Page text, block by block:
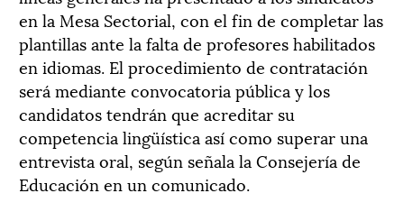
en la Mesa Sectorial, con el fin de completar las
plantillas ante la falta de profesores habilitados
en idiomas. El procedimiento de contratación
será mediante convocatoria pública y los
candidatos tendrán que acreditar su
competencia lingüística así como superar una
entrevista oral, según señala la Consejería de
Educación en un comunicado.